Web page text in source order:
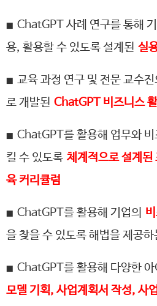
ChatGPT 사례 연구를 통해
용, 활용할 수 있도록 설계된 실
교육 과정 연구 및 전문 교수
로 개발된 ChatGPT 비즈니스
ChatGPT를 활용해 업무와 비
킬 수 있도록 체계적으로 설계된
육 커리큘럼
ChatGPT를 활용해 기업의
을 찾을 수 있도록 해법을 제공하
ChatGPT를 활용해 다양한
모델 기획, 사업계획서 작성, 사